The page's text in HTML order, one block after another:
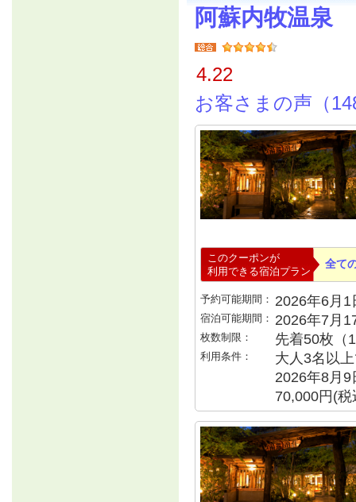
阿蘇内牧温泉
4.22
お客さまの声（
このクーポンが
利用できる宿泊プラン
全て
予約可能期間： 2026年6月
宿泊可能期間： 2026年7月
枚数制限： 先着50枚（
利用条件：
大人3名以
2026年8月
70,000円(